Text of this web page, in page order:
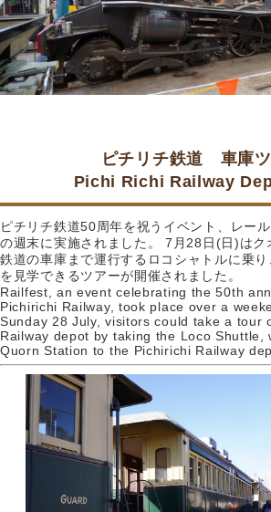
ピチリチ鉄道 車庫
Pichi Richi Railway
ピチリチ鉄道50周年を祝うイベント、レー
の週末に実施されました。 7月28日(日)はク
鉄道の車庫まで運行するロコシャトルに乗
を見学できるツアーが開催されました。
Railfest, an event celebrating the 50th
Pichirichi Railway, took place over a
Sunday 28 July, visitors could take a tour
Railway depot by taking the Loco Shuttle,
Quorn Station to the Pichirichi Railway